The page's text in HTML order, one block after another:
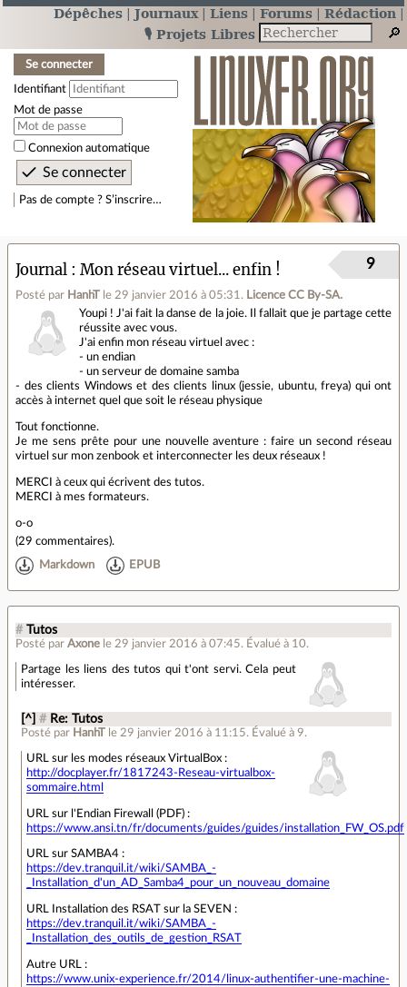
Dépêches Journaux Liens Forums
Rédaction
🎙️ Projets Libres
Se connecter
Identifiant
Mot de passe
Connexion automatique
Pas de compte ? S’inscrire…
Journal Mon réseau virtuel... enfin !
Posté par HanhT le 29 janvier 2016 à 05:31 . Licence CC By‑SA.
9
Youpi ! J'ai fait la danse de la joie. Il fallait que je partage cette
réussite avec vous.
J'ai enfin mon réseau virtuel avec :
- un endian
- un serveur de domaine samba
- des clients Windows et des clients linux (jessie, ubuntu, freya) qui ont
accès à internet quel que soit le réseau physique
Tout fonctionne.
Je me sens prête pour une nouvelle aventure : faire un second réseau
virtuel sur mon zenbook et interconnecter les deux réseaux !
MERCI à ceux qui écrivent des tutos.
MERCI à mes formateurs.
o-o
(29 commentaires).
Markdown EPUB
# Tutos
Posté par Axone le 29 janvier 2016 à 07:45. Évalué à 10.
Partage les liens des tutos qui t'ont servi. Cela peut
intéresser.
[^] # Re: Tutos
Posté par HanhT le 29 janvier 2016 à 11:15. Évalué à9.
URL sur les modes réseaux VirtualBox :
http://docplayer.fr/1817243-Reseau-virtualbox-
sommaire.html
URL sur l'Endian Firewall (PDF) :
https://www.ansi.tn/fr/documents/guides/guides/installation_FW_OS.pdf
URL sur SAMBA4 :
https://dev.tranquil.it/wiki/SAMBA_-
_Installation_d'un_AD_Samba4_pour_un_nouveau_domaine
URL Installation des RSAT sur la SEVEN :
https://dev.tranquil.it/wiki/SAMBA_-
_Installation_des_outils_de_gestion_RSAT
Autre URL :
https://www.unix-experience.fr/2014/linux-authentifier-une-machine-